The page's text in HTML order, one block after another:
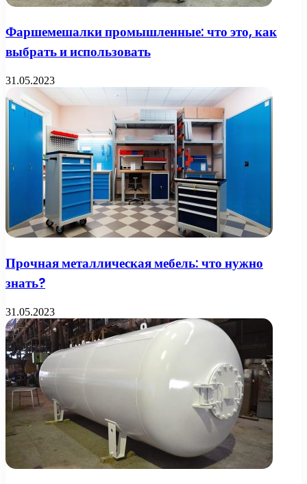
Фаршемешалки промышленные: что это, как
выбрать и использовать
31.05.2023
Прочная металлическая мебель: что нужно
знать?
31.05.2023